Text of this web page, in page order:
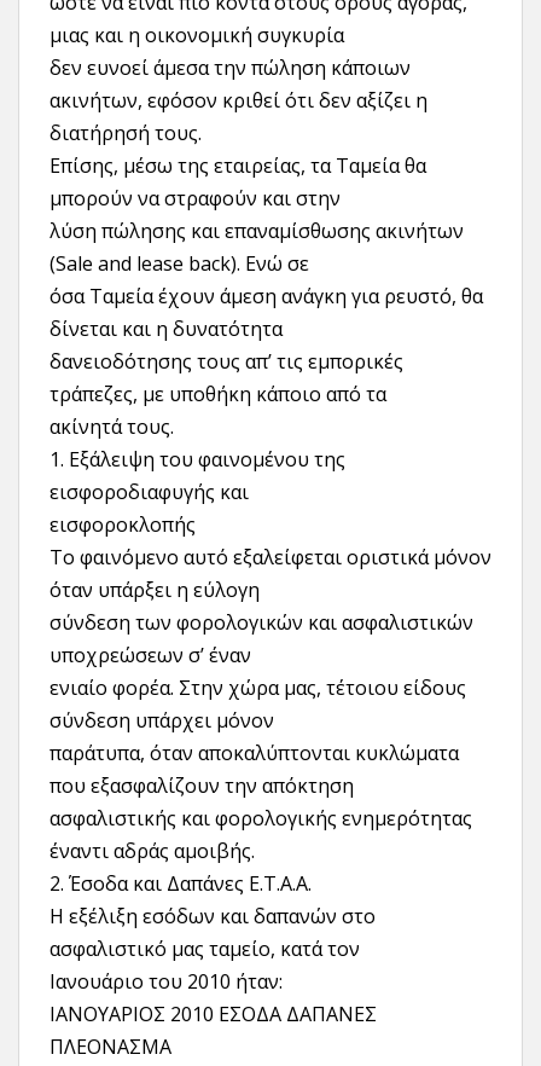
μιας και η οικονομική συγκυρία
δεν ευνοεί άμεσα την πώληση κάποιων
ακινήτων, εφόσον κριθεί ότι δεν αξίζει η
διατήρησή τους.
Επίσης, μέσω της εταιρείας, τα Ταμεία θα
μπορούν να στραφούν και στην
λύση πώλησης και επαναμίσθωσης ακινήτων
(Sale and lease back). Ενώ σε
όσα Ταμεία έχουν άμεση ανάγκη για ρευστό, θα
δίνεται και η δυνατότητα
δανειοδότησης τους απ’ τις εμπορικές
τράπεζες, με υποθήκη κάποιο από τα
ακίνητά τους.
1. Εξάλειψη του φαινομένου της
εισφοροδιαφυγής και
εισφοροκλοπής
Το φαινόμενο αυτό εξαλείφεται οριστικά μόνον
όταν υπάρξει η εύλογη
σύνδεση των φορολογικών και ασφαλιστικών
υποχρεώσεων σ’ έναν
ενιαίο φορέα. Στην χώρα μας, τέτοιου είδους
σύνδεση υπάρχει μόνον
παράτυπα, όταν αποκαλύπτονται κυκλώματα
που εξασφαλίζουν την απόκτηση
ασφαλιστικής και φορολογικής ενημερότητας
έναντι αδράς αμοιβής.
2. Έσοδα και Δαπάνες Ε.Τ.Α.Α.
Η εξέλιξη εσόδων και δαπανών στο
ασφαλιστικό μας ταμείο, κατά τον
Ιανουάριο του 2010 ήταν:
ΙΑΝΟΥΑΡΙΟΣ 2010 ΕΣΟΔΑ ΔΑΠΑΝΕΣ
ΠΛΕΟΝΑΣΜΑ